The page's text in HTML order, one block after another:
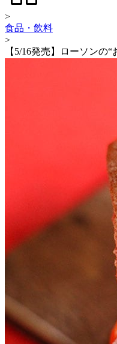
>
食品・飲料
>
【5/16発売】ローソンの